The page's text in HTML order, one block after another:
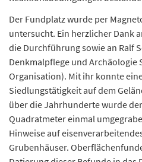
Der Fundplatz wurde per
untersucht. Ein herzlicher Dank
die Durchführung sowie an Ralf
Denkmalpflege und Archäologie
Organisation). Mit ihr konnte
Siedlungstätigkeit auf dem
über die Jahrhunderte wurde
Quadratmeter einmal
Hinweise auf
Grubenhäuser.